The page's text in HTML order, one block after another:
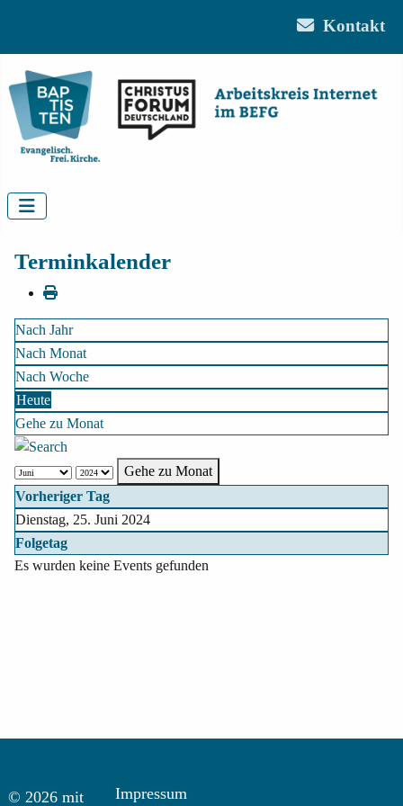
Kontakt
Terminkalender
Nach Jahr
Nach Monat
Nach Woche
Heute
Gehe zu Monat
Gehe zu Monat
Vorheriger Tag
Dienstag, 25. Juni 2024
Folgetag
Es wurden keine Events gefunden
© 2026 mit Impressum